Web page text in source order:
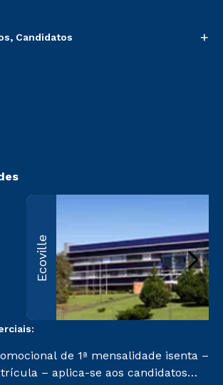
Candidatos +
Ecoville
de 1ª mensalidade isenta –
– aplica-se aos candidatos